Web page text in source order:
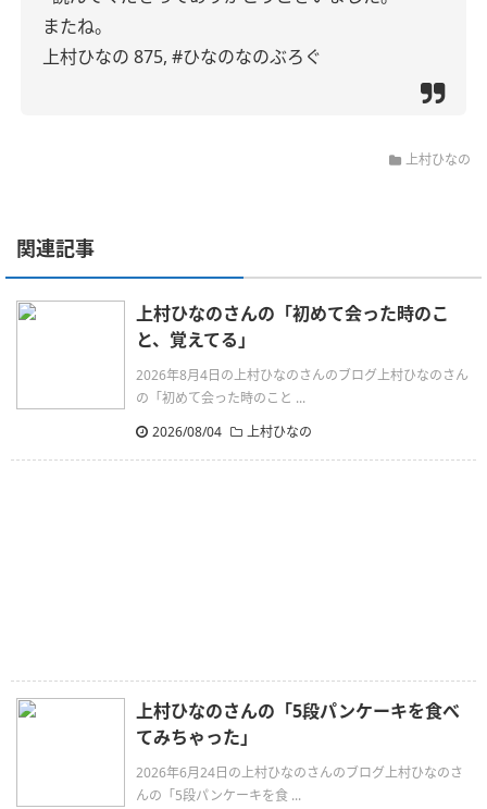
またね。
上村ひなの 875, #ひなのなのぶろぐ
上村ひなの
関連記事
上村ひなのさんの「初めて会った時のこ
と、覚えてる」
2026年8月4日の上村ひなのさんのブログ上村ひなのさん
の「初めて会った時のこと ...
2026/08/04
上村ひなの
上村ひなのさんの「5段パンケーキを食べ
てみちゃった」
2026年6月24日の上村ひなのさんのブログ上村ひなのさ
んの「5段パンケーキを食 ...